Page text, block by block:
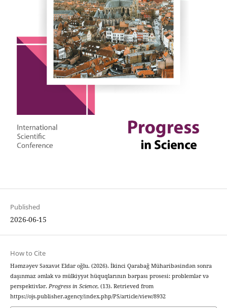
Published
2026-06-15
How to Cite
Həmzəyev Səxavət Eldar oğlu. (2026). İkinci Qarabağ Müharibəsindən sonra
daşınmaz əmlak və mülkiyyət hüquqlarının bərpası prosesi: problemlər və
perspektivlər. Progress in Science, (13). Retrieved from
https://ojs.publisher.agency/index.php/PS/article/view/8932